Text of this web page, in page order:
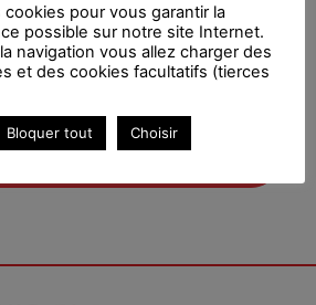
LOG IN
NOW
pour vous garantir la
possible sur notre site Internet.
navigation vous allez charger des
et des cookies facultatifs (tierces
Bloquer tout Choisir